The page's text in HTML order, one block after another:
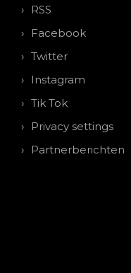
RSS
Facebook
Twitter
Instagram
Tik Tok
Privacy settings
Partnerberichten